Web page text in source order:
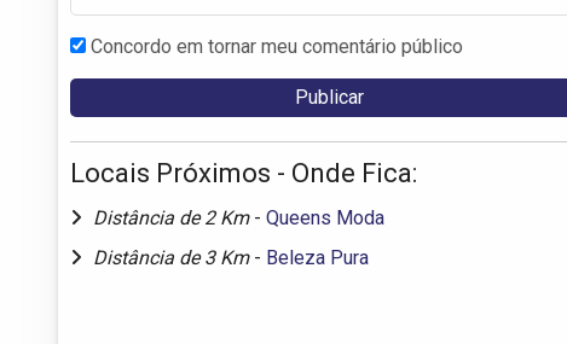
Concordo em tornar meu comentário público
Locais Próximos - Onde Fica:
Distância de 2 Km - Queens Moda
Distância de 3 Km - Beleza Pura